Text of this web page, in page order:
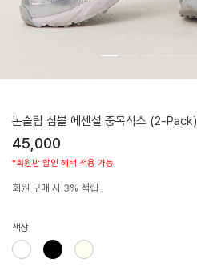
논슬립 심볼 에센셜 중목삭스 (2-Pack)
45,000
*회원만 할인 혜택 적용 가능
회원 구매 시 3% 적립
색상